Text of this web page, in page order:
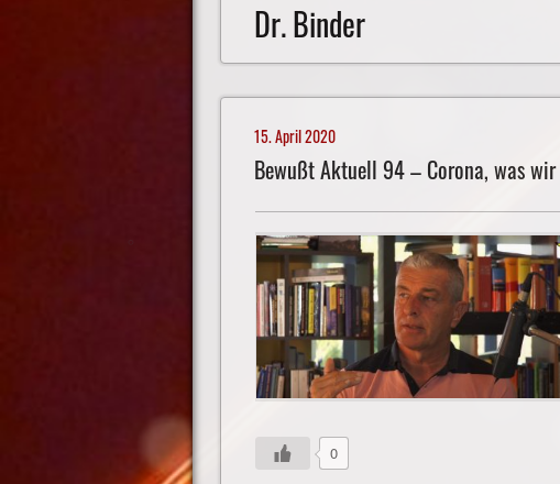
Dr. Binder
15. April 2020
Bewußt Aktuell 94 – Corona, was
0